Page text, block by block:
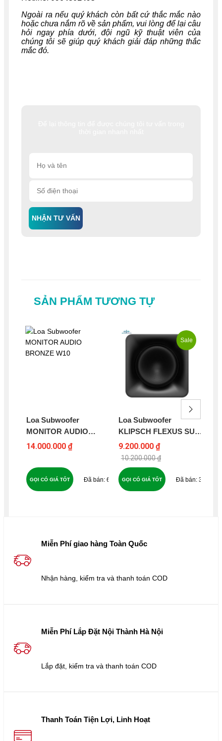
NHẬN TƯ VẤN
Ngoài ra nếu quý khách còn bất cứ thắc mắc nào
hoặc chưa nắm rõ về sản phẩm, vui lòng để lại câu
hỏi ngay phía dưới, đội ngũ kỹ thuật viên của
chúng tôi sẽ giúp quý khách giải đáp những thắc
mắc đó.
SẢN PHẨM TƯƠNG TỰ
Loa Subwoofer
MONITOR AUDIO
BRONZE W10
14.000.000 ₫
65
GỌI CÓ GIÁ TỐT
Sale
Loa Subwoofer
KLIPSCH FLEXUS SUB
100
9.200.000 ₫
10.200.000 ₫
36
GỌI CÓ GIÁ TỐT
Miễn Phí giao hàng Toàn Quốc
Nhận hàng, kiểm tra và thanh toán COD
Miễn Phí Lắp Đặt Nội Thành Hà Nội
Lắp đặt, kiểm tra và thanh toán COD
Thanh Toán Tiện Lợi, Linh Hoạt